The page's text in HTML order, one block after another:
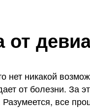
от
нет никакой
от болезни.
все